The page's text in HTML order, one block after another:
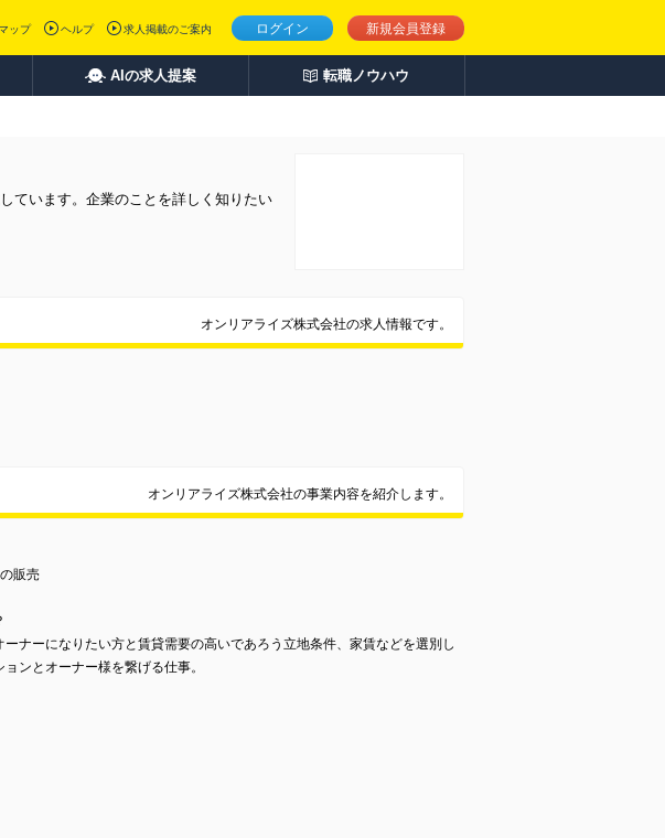
ログイン 新規会員登録
ップ ヘルプ 求人掲載のご案内
AIの求人提案 転職ノウハウ
ています。企業のことを詳しく知りたい
オンリアライズ株式会社の求人情報です。
オンリアライズ株式会社の事業内容を紹介します。
販売
ーナーになりたい方と賃貸需要の高いであろう立地条件、家賃などを選別し
ンとオーナー様を繋げる仕事。